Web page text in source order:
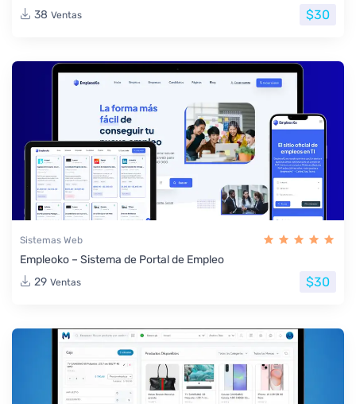
38 Ventas $30
Sistemas Web
Empleoko – Sistema de Portal de Empleo
29 Ventas $30